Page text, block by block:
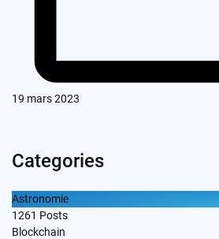
19 mars 2023
Categories
Astronomie
1261 Posts
Blockchain